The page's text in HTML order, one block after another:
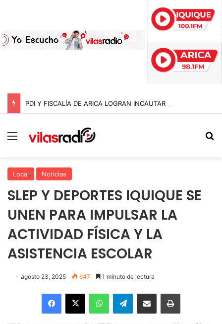
Menú
Local Noticias
SLEP Y DEPORTES IQUIQUE SE
UNEN PARA IMPULSAR LA
ACTIVIDAD FÍSICA Y LA
ASISTENCIA ESCOLAR
agosto 23, 2025 647 1 minuto de lectura
Facebook
X WhatsAppTelegramEnviar vía email Imprimir